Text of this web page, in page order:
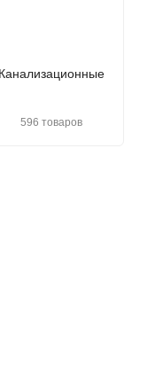
Канализационные
596 товаров